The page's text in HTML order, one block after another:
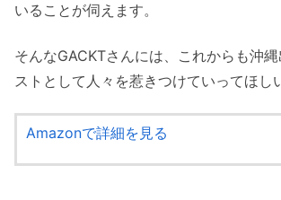
いることが伺えます。
そんなGACKTさんには、これからも沖
ストとして人々を惹きつけていってほし
Amazonで詳細を見る